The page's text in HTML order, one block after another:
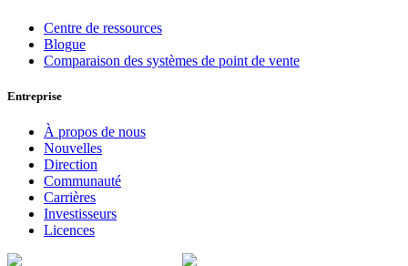
Centre de ressources
Blogue
Comparaison des systèmes de point de vente
Entreprise
À propos de nous
Nouvelles
Direction
Communauté
Carrières
Investisseurs
Licences